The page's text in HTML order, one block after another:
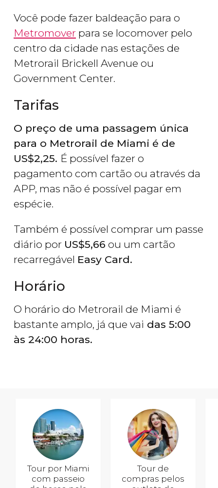
Você pode fazer baldeação para o
Metromover para se locomover pelo
centro da cidade nas estações de
Metrorail Brickell Avenue ou
Government Center.
Tarifas
O preço de uma passagem única
para o Metrorail de Miami é de
US$2,25. É possível fazer o
pagamento com cartão ou através da
APP, mas não é possível pagar em
espécie.
Também é possível comprar um passe
diário por US$5,66 ou um cartão
recarregável Easy Card.
Horário
O horário do Metrorail de Miami é
bastante amplo, já que vai das 5:00
às 24:00 horas.
Tour por Miami
com passeio
Tour de
compras pelos